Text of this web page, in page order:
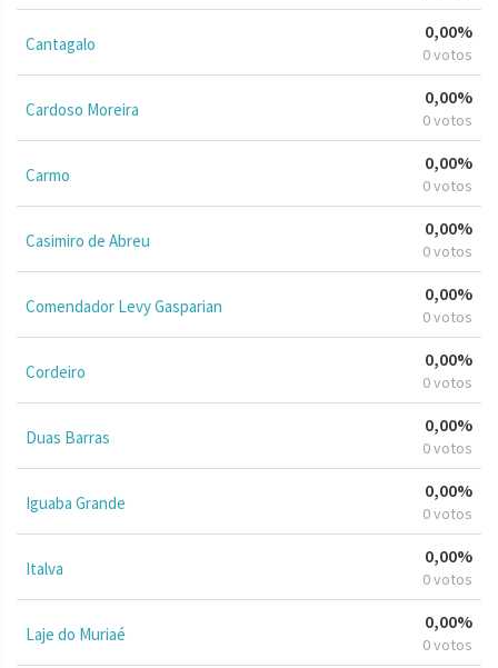
Cantagalo
0,00%
0 votos
Cardoso Moreira
0,00%
0 votos
Carmo
0,00%
0 votos
Casimiro de Abreu
0,00%
0 votos
Comendador Levy Gasparian
0,00%
0 votos
Cordeiro
0,00%
0 votos
Duas Barras
0,00%
0 votos
Iguaba Grande
0,00%
0 votos
Italva
0,00%
0 votos
Laje do Muriaé
0,00%
0 votos